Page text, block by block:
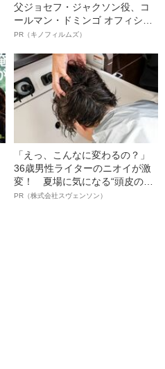
父ジョセフ・ジャクソン役、コ
ールマン・ドミンゴ オフィシャ
ルインタビュー“観客を魅了した
語る”《日本興収70億円突破》
PR（キノフィルムズ）
「えっ、こんなに変わるの？」
36歳男性ライターのニオイが激
変！ 夏場に気になる“頭皮のニ
オイ”や“ベタつき”を解消す
PR（株式会社スヴェンソン）